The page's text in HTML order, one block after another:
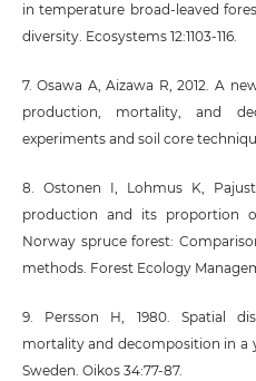
in temperature broad-leaved
diversity. Ecosystems 12:1103-116.
7. Osawa A, Aizawa R, 2012. A
production, mortality, and
experiments and soil core
8. Ostonen I, Lohmus K,
production and its proportion
Norway spruce forest:
methods. Forest Ecology
9. Persson H, 1980. Spatial
mortality and decomposition in a
Sweden. Oikos 34:77-87.